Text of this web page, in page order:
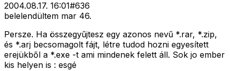
2004.08.17. 16:01#636
belelendültem mar 46.
Persze. Ha összegyűjtesz egy azonos nevű *.rar, *.zip,
és *.arj becsomagolt fájt, létre tudod hozni egyesített
erejükből a *.exe -t ami mindenek felett áll. Sok jo ember
kis helyen is : esgé